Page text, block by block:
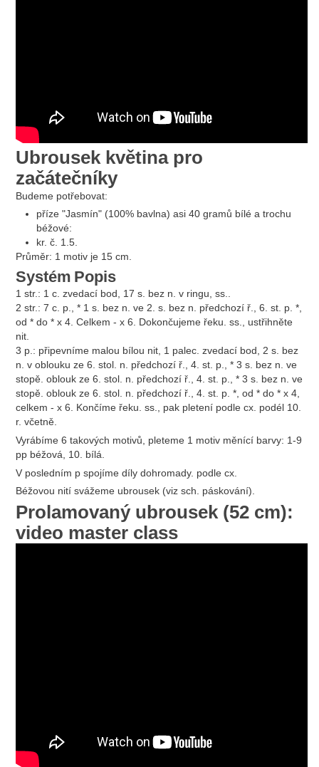
Ubrousek květina pro
začátečníky
Budeme potřebovat:
příze "Jasmín" (100% bavlna) asi 40 gramů bílé a trochu
béžové:
kr. č. 1.5.
Průměr: 1 motiv je 15 cm.
Systém Popis
1 str.: 1 c. zvedací bod, 17 s. bez n. v ringu, ss..
2 str.: 7 c. p., * 1 s. bez n. ve 2. s. bez n. předchozí ř., 6. st. p. *,
od * do * x 4. Celkem - x 6. Dokončujeme řeku. ss., ustřihněte
nit.
3 p.: připevníme malou bílou nit, 1 palec. zvedací bod, 2 s. bez
n. v oblouku ze 6. stol. n. předchozí ř., 4. st. p., * 3 s. bez n. ve
stopě. oblouk ze 6. stol. n. předchozí ř., 4. st. p., * 3 s. bez n. ve
stopě. oblouk ze 6. stol. n. předchozí ř., 4. st. p. *, od * do * x 4,
celkem - x 6. Končíme řeku. ss., pak pletení podle cx. podél 10.
r. včetně.
Vyrábíme 6 takových motivů, pleteme 1 motiv měnící barvy: 1-9
pp béžová, 10. bílá.
V posledním p spojíme díly dohromady. podle cx.
Béžovou nití svážeme ubrousek (viz sch. páskování).
Prolamovaný ubrousek (52 cm):
video master class